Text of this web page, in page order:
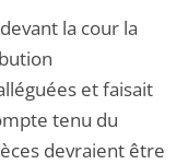
la cour la
et faisait
tenu du
devraient être